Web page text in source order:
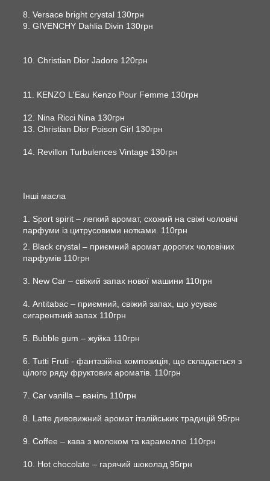
8. Versace bright crystal 130грн
9. GIVENCHY Dahlia Divin 130грн
10. Christian Dior Jadore 120грн
11. KENZO L'Eau Kenzo Pour Femme 130грн
12. Nina Ricci Nina 130грн
13. Christian Dior Poison Girl 130грн
14. Revillon Turbulences Vintage 130грн
Інші масла
1. Sport spirit – легкий аромат, схожий на свіжі чоловічі
парфуми із цитрусовими нотками. 110грн
2. Black crystal – приємний аромат дорогих чоловічих
парфумів 110грн
3. New Car – свіжий запах нової машини 110грн
4. Antitabac – приємний, свіжий запах, що усуває
сигарентний запах 110грн
5. Bubble gum – жуйка 110грн
6. Tutti Fruti - фантазійна композиція, що складається з
цілого ряду фруктових ароматів. 110грн
7. Car vanilla – ваніль 110грн
8. Latte дивовижний аромат італійських традицій 95грн
9. Сoffee – кава з молоком та карамеллю 110грн
10. Hot chocolate – гарячий шоколад 95грн